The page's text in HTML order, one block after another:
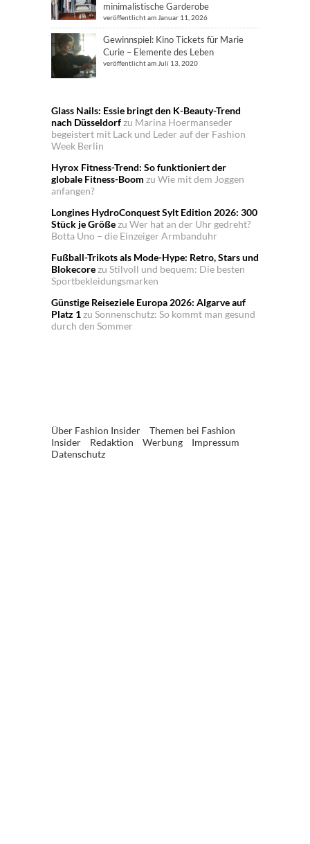
minimalistische Garderobe
veröffentlicht am Januar 11, 2026
Gewinnspiel: Kino Tickets für Marie
Curie – Elemente des Leben
veröffentlicht am Juli 13, 2020
Glass Nails: Essie bringt den K-Beauty-Trend
nach Düsseldorfzu Marina Hoermanseder
begeistert mit Lack und Leder auf der Fashion
Week Berlin
Hyrox Fitness-Trend: So funktioniert der
globale Fitness-Boom zu Wie mit dem Joggen
anfangen?
Longines HydroConquest Sylt Edition 2026: 300
Stück je Größezu Wer hat an der Uhr gedreht?
Botta Uno – die Einzeiger Armbanduhr
Fußball-Trikots als Mode-Hype: Retro, Stars und
Blokecorezu Stilvoll und bequem: Die besten
Sportbekleidungsmarken
Günstige Reiseziele Europa 2026: Algarve auf
Platz 1zu Sonnenschutz: So kommt man gesund
durch den Sommer
Über Fashion Insider
Themen bei Fashion
Insider
Redaktion Werbung
Impressum
Datenschutz